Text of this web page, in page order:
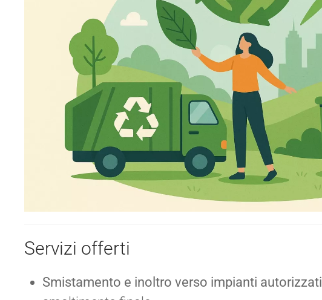
Servizi offerti
Smistamento e inoltro verso impianti autorizzati